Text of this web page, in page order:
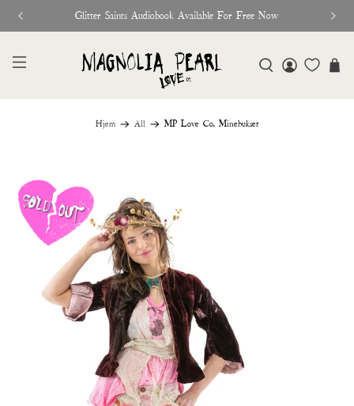
Glitter Saints Audiobook Available For Free Now
Hjem All MP Love Co. Minebukser